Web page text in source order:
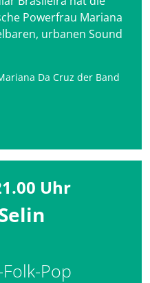
Powerfrau Mariana
urbanen Sound
Uhr
Pop